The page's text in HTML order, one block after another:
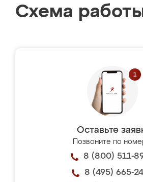
Схема
Оставьте
Позвоните по
8 (800) 511-
8 (495) 665-